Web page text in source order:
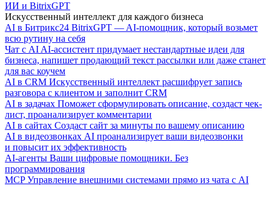
ИИ и BitrixGPT
Искусственный интеллект для каждого бизнеса
AI в Битрикс24 BitrixGPT — AI-помощник, который возьмет
всю рутину на себя
Чат с AI AI-ассистент придумает нестандартные идеи для
бизнеса, напишет продающий текст рассылки или даже станет
для вас коучем
AI в CRM Искусственный интеллект расшифрует запись
разговора с клиентом и заполнит CRM
AI в задачах Поможет сформулировать описание, создаст чек-
лист, проанализирует комментарии
AI в сайтах Создаст сайт за минуты по вашему описанию
AI в видеозвонках AI проанализирует ваши видеозвонки
и повысит их эффективность
AI-агенты Ваши цифровые помощники. Без
программирования
MCP Управление внешними системами прямо из чата с AI